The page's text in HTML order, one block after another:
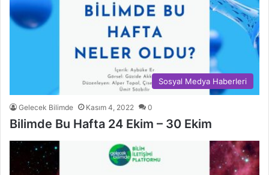
Sosyal Medya Haberleri
Gelecek Bilimde Kasım 4, 2022 0
Bilimde Bu Hafta 24 Ekim – 30 Ekim